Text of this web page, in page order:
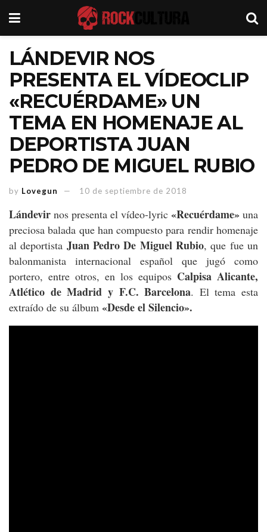
LÁNDEVIR NOS
PRESENTA EL VÍDEOCLIP
«RECUÉRDAME» UN
TEMA EN HOMENAJE AL
DEPORTISTA JUAN
PEDRO DE MIGUEL RUBIO
by Lovegun 10 de septiembre de 2018
Lándevir nos presenta el vídeo-lyric «Recuérdame» una
preciosa balada que han compuesto para rendir homenaje
al deportista Juan Pedro De Miguel Rubio, que fue un
balonmanista internacional español que jugó como
portero, entre otros, en los equipos Calpisa Alicante,
Atlético de Madrid y F.C. Barcelona. El tema esta
extraído de su álbum «Desde el Silencio».